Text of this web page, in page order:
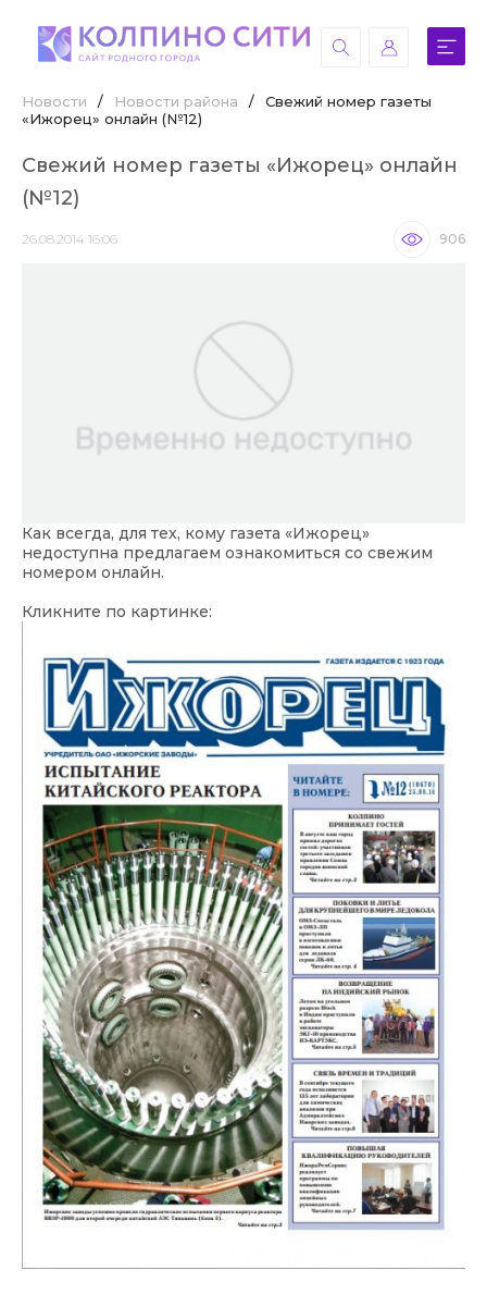
Новости / Новости района /
Свежий номер газеты
«Ижорец» онлайн (№12)
Свежий номер газеты «Ижорец» онлайн
(№12)
26.08.2014 16:06 906
Как всегда, для тех, кому газета «Ижорец»
недоступна предлагаем ознакомиться со свежим
номером онлайн.
Кликните по картинке: